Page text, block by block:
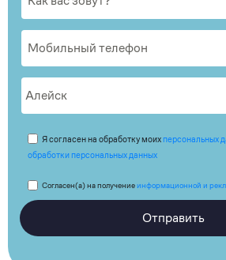
Я согласен на обработку моих персональных
обработки персональных данных
Согласен(а) на получениеинформационной и
Отправить